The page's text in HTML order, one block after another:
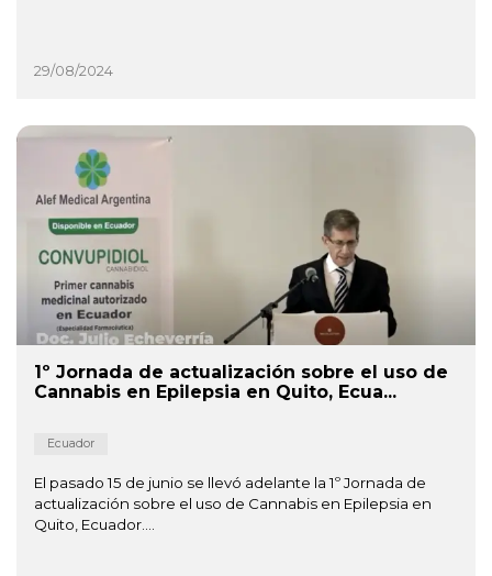
29/08/2024
1º Jornada de actualización sobre el uso de
Cannabis en Epilepsia en Quito, Ecua...
Ecuador
El pasado 15 de junio se llevó adelante la 1º Jornada de
actualización sobre el uso de Cannabis en Epilepsia en
Quito, Ecuador....